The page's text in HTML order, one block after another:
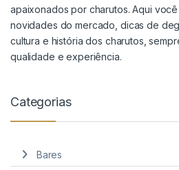
apaixonados por charutos. Aqui
novidades do mercado, dicas de
cultura e história dos charutos,
qualidade e experiência.
Categorias
Bares